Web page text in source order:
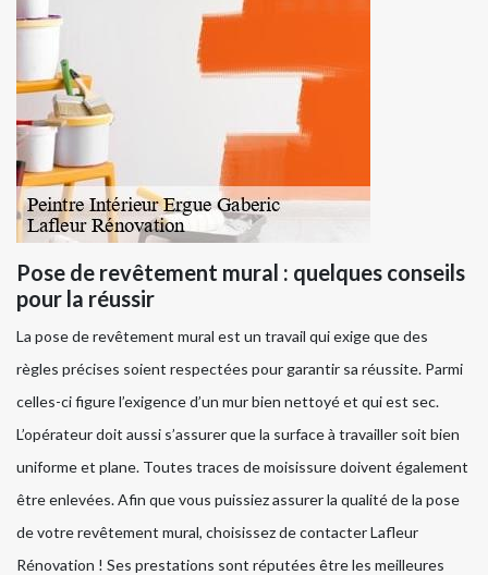
Pose de revêtement mural : quelques conseils
pour la réussir
La pose de revêtement mural est un travail qui exige que des
règles précises soient respectées pour garantir sa réussite. Parmi
celles-ci figure l’exigence d’un mur bien nettoyé et qui est sec.
L’opérateur doit aussi s’assurer que la surface à travailler soit bien
uniforme et plane. Toutes traces de moisissure doivent également
être enlevées. Afin que vous puissiez assurer la qualité de la pose
de votre revêtement mural, choisissez de contacter Lafleur
Rénovation ! Ses prestations sont réputées être les meilleures